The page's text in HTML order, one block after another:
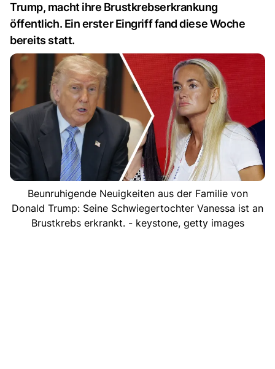
Trump, macht ihre Brustkrebserkrankung
öffentlich. Ein erster Eingriff fand diese Woche
bereits statt.
Beunruhigende Neuigkeiten aus der Familie von
Donald Trump: Seine Schwiegertochter Vanessa ist an
Brustkrebs erkrankt. - keystone, getty images